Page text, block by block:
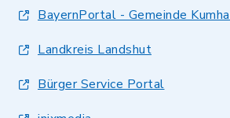
BayernPortal - Gemeinde
Landkreis Landshut
Bürger Service Portal